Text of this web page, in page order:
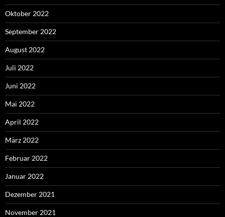
Oktober 2022
September 2022
August 2022
Juli 2022
Juni 2022
Mai 2022
April 2022
März 2022
Februar 2022
Januar 2022
Dezember 2021
November 2021